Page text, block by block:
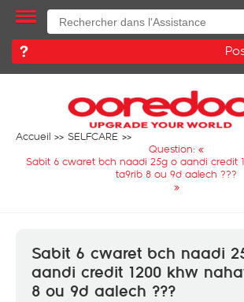
Accueil
SELFCARE
Question: «
Sabit 6 cwaret bch naadi 25g o aandi credit
ta9rib 8 ou 9d aalech ???
»
Sabit 6 cwaret bch naadi
aandi credit 1200 khw
8 ou 9d aalech ???